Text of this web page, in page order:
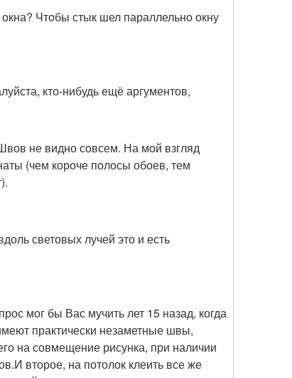
Чтобы стык шел параллельно окну
кто-нибудь ещё аргументов,
не видно совсем. На мой взгляд
(чем короче полосы обоев, тем
световых лучей это и есть
мог бы Вас мучить лет 15 назад, когда
практически незаметные швы,
на совмещение рисунка, при наличии
второе, на потолок клеить все же